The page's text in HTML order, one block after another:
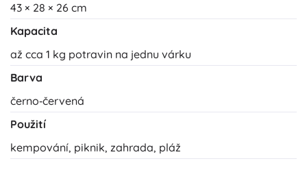
43 × 28 × 26 cm
Kapacita
až cca 1 kg potravin na jednu várku
Barva
černo‑červená
Použití
kempování, piknik, zahrada, pláž